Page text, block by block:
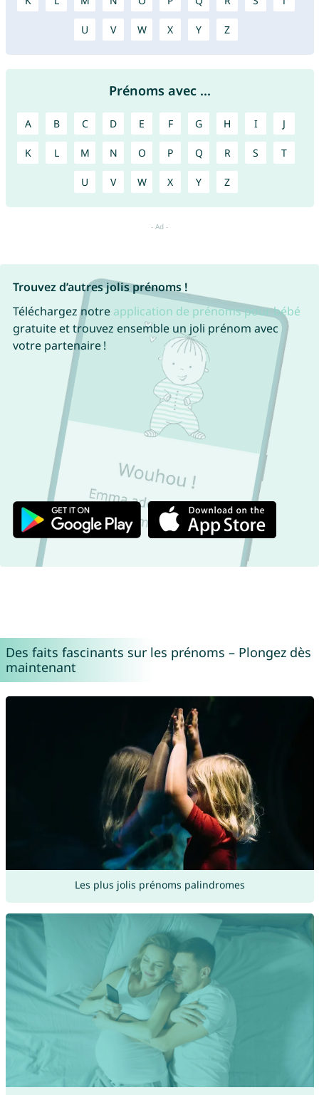
U V W X Y Z
Prénoms avec ...
A B C D E F G H I J
K L M N O P Q R S T
U V W X Y Z
Trouvez d’autres jolis prénoms !
Téléchargez notre application de prénoms pour bébé
gratuite et trouvez ensemble un joli prénom avec
votre partenaire !
Des faits fascinants sur les prénoms – Plongez dès
maintenant
Les plus jolis prénoms palindromes